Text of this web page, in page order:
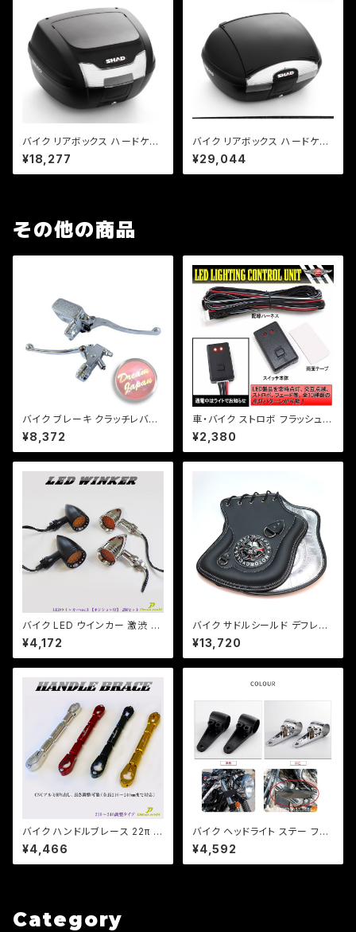
バイク リアボックス ハードケー
ス SHAD SH40 リアボックス
無塗装ブラック
¥18,277
バイク リアボックス ハードケー
ス SHAD SH45 リアボックス
無塗装ブラック
¥29,044
その他の商品
バイク ブレーキ クラッチレバー
マスターシリンダー セット メッキ
22mmハンドル用/汎用/修理/カ
スタム/マグナ/ビラーゴ/スティー
¥8,372
車・バイク ストロボ フラッシュ
コントローラーユニット LED装
飾/フォグなど/点滅10パターン/
b125/【クリックポスト】
¥2,380
バイク LED ウインカー 激渋 激
光 / 2個セット / 【シルバー・ブラ
ック選択】ver.3 ポジションラン
プ付 アメリカン レトロ チョッパ
¥4,172
バイク サドルシールド デフレク
ター シート 股下 排熱対策 オー
バーヒート 熱ダレ PUレザー
【ブラック】 ハーレー 国産 アメ
¥13,720
バイク ハンドルブレース 22π 長
さ調整、アクセサリー装着可能/
全長210mm-240mm/ PCX /
エイプ/CB/XJR/【クリックポス
¥4,466
バイク ヘッドライト ステー フォ
ークサイズ 36, 39 パイ カラー
付き 左右 セット カスタム ネイ
キッド 【ブラック・シルバー選択】
¥4,592
Category